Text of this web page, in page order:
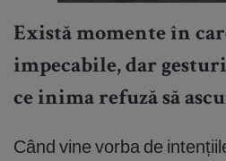
Există momente în
impecabile, dar
ce inima refuză să
Când vine vorba de